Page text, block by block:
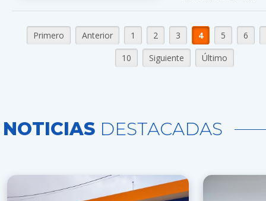
Primero Anterior 1 2 3 4 5
6
10
Siguiente Último
NOTICIAS DESTACADAS